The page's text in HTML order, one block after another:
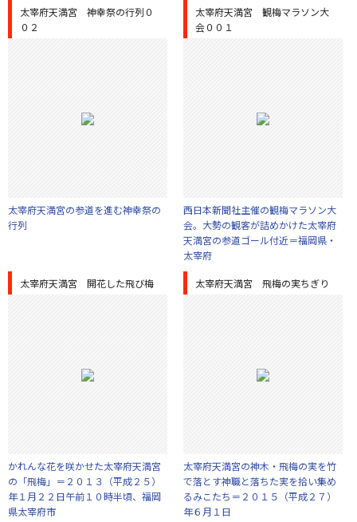
太宰府天満宮 神幸祭の行列０
０２
太宰府天満宮の参道を進む神幸祭の
行列
太宰府天満宮 観梅マラソン大
会００１
西日本新聞社主催の観梅マラソン大
会。大勢の観客が詰めかけた太宰府
天満宮の参道ゴール付近＝福岡県・
太宰府
太宰府天満宮 開花した飛び梅
かれんな花を咲かせた太宰府天満宮
の「飛梅」＝２０１３（平成２５）
年１月２２日午前１０時半頃、福岡
県太宰府市
太宰府天満宮 飛梅の実ちぎり
太宰府天満宮の神木・飛梅の実を竹
で落とす神職と落ちた実を拾い集め
るみこたち＝２０１５（平成２７）
年６月１日